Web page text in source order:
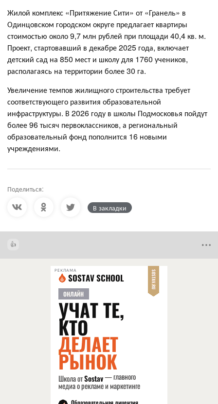
Жилой комплекс «Притяжение Сити» от «Гранель» в
Одинцовском городском округе предлагает квартиры
стоимостью около 9,7 млн рублей при площади 40,4 кв. м.
Проект, стартовавший в декабре 2025 года, включает
детский сад на 850 мест и школу для 1760 учеников,
располагаясь на территории более 30 га.
Увеличение темпов жилищного строительства требует
соответствующего развития образовательной
инфраструктуры. В 2026 году в школы Подмосковья пойдут
более 96 тысяч первоклассников, а региональный
образовательный фонд пополнится 16 новыми
учреждениями.
Поделиться:
В закладки
РЕКЛАМА